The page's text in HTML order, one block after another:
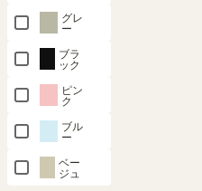
グレ
ー
ブラ
ック
ピン
ク
ブル
ー
ベー
ジュ
InstagramやRoomclipで投稿して